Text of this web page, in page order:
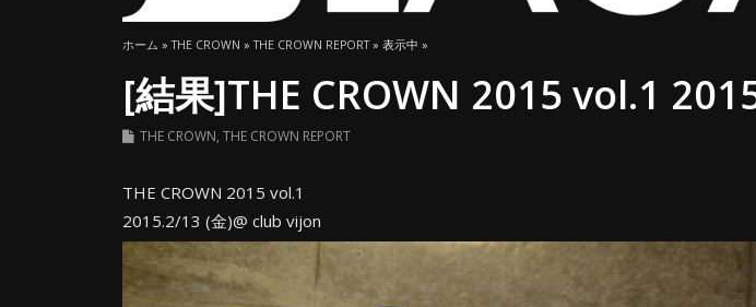
ホーム »THE CROWN »THE CROWN REPORT» 表示中 »
[結果]THE CROWN 2015 vol.1
THE CROWN, THE CROWN REPORT
THE CROWN 2015 vol.1
2015.2/13 (金)@ club vijon